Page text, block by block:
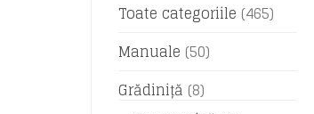
Toate categoriile (465)
Manuale (50)
Grădiniță (8)